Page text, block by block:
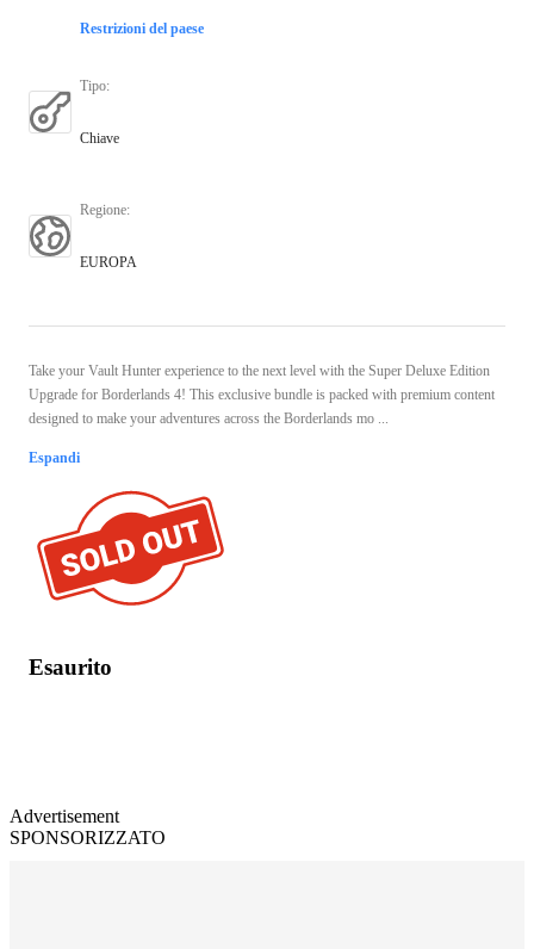
Restrizioni del paese
Tipo:
Chiave
Regione:
EUROPA
Take your Vault Hunter experience to the next level with the Super Deluxe Edition
Upgrade for Borderlands 4! This exclusive bundle is packed with premium content
designed to make your adventures across the Borderlands mo ...
Espandi
Esaurito
Advertisement
SPONSORIZZATO